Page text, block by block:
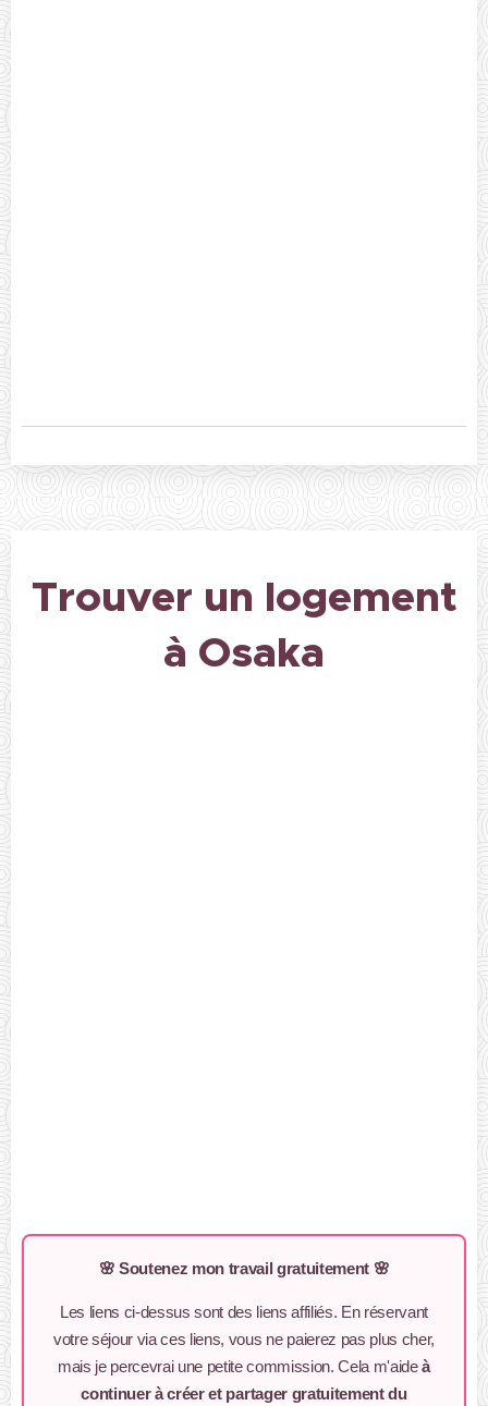
Trouver un logement
à Osaka
🌸 Soutenez mon travail gratuitement 🌸
Les liens ci-dessus sont des liens affiliés. En réservant
votre séjour via ces liens, vous ne paierez pas plus cher,
mais je percevrai une petite commission. Cela m'aideà
continuer à créer et partager gratuitement du